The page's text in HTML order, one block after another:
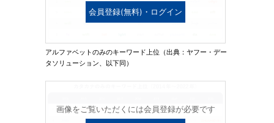
会員登録(無料)・ログイン
アルファベットのみのキーワード上位（出典：ヤフー・デー
タソリューション、以下同）
画像をご覧いただくには会員登録が必要です